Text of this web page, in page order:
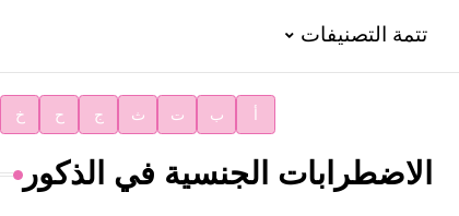
الأستاذ إياد خالد الطباع مدير عام لهيئة الموسوعة تتمة التصنيفات
ب ت ث ج ح خ
الاضطرابات الجنسية في الذكور